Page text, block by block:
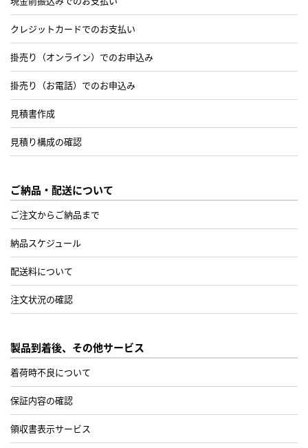
クレジットカードでのお支払い
掛売り（オンライン）でのお申込み
掛売り（お電話）でのお申込み
見積書作成
見積り構成の確認
ご納品・配送について
ご注文からご納品まで
納品スケジュール
配送料について
注文状況の確認
製品到着後、その他サービス
着荷時不良について
保証内容の確認
領収書表示サービス